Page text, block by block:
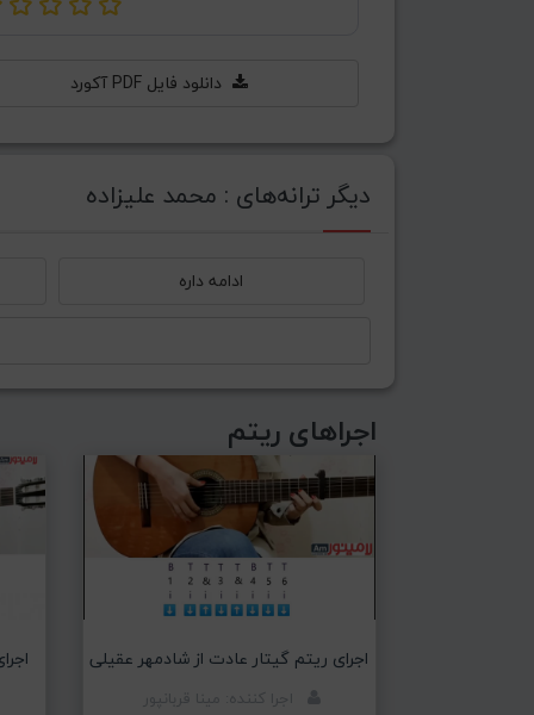
دیگر ترانه‌های : محمد علیزاده
ادامه داره
اجراهای ریتم
اجرای ریتم گیتار عادت از شادمهر عقیلی